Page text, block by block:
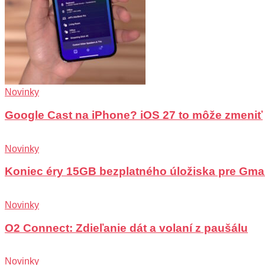
Novinky
Google Cast na iPhone? iOS 27 to môže zmeniť
Novinky
Koniec éry 15GB bezplatného úložiska pre
Novinky
O2 Connect: Zdieľanie dát a volaní z paušálu
Novinky